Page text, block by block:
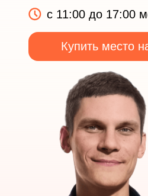
Купить место
c 11:00 до 17:00